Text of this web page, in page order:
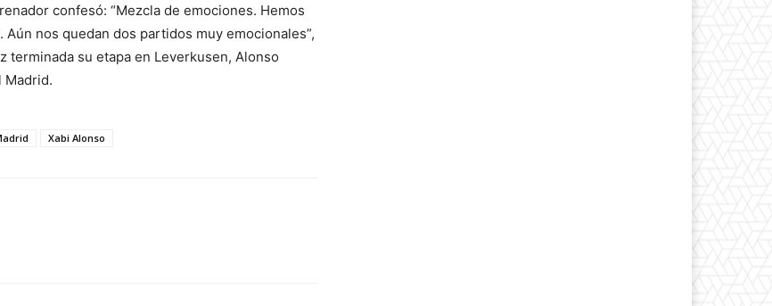
confesó: “Mezcla de emociones. Hemos
nos quedan dos partidos muy emocionales”,
terminada su etapa en Leverkusen, Alonso
Madrid.
Xabi Alonso